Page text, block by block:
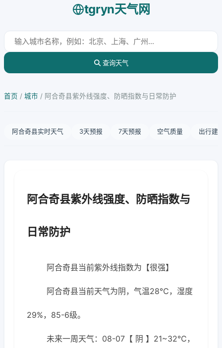
tgryn天气网
查询天气
首页 / 城市 / 阿合奇县紫外线强度、防晒指数与日常防护
阿合奇县实时天气 3天预报 7天预报 空气质量 出行建
阿合奇县紫外线强度、防晒指数与
日常防护
阿合奇县当前紫外线指数为【很强】
阿合奇县当前天气为阴，气温28℃，湿度
29%，85-6级。
未来一周天气：08-07【 阴 】21~32℃，